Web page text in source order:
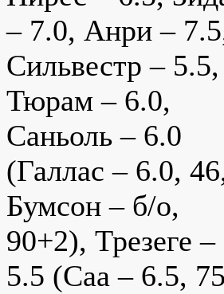
– 7.0, Анри –
Сильвестр – 5.5,
Тюрам – 6.0,
Саньоль – 6.0
(Галлас – 6.0,
Бумсон – б/о,
90+2), Трезеге –
5.5 (Саа – 6.5,